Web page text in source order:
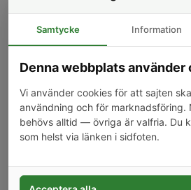
Klistra sedan in följande program:
#include <OneWire.h>
#include
#define ONE_WIRE_BUS 2
OneWire oneWire(
DallasTemperature sensors
{
Samtycke Information
Denna webbplats använder
Vi använder cookies för att sajten
användning och för marknadsföring.
behövs alltid — övriga är valfria. Du
som helst via länken i sidfoten.